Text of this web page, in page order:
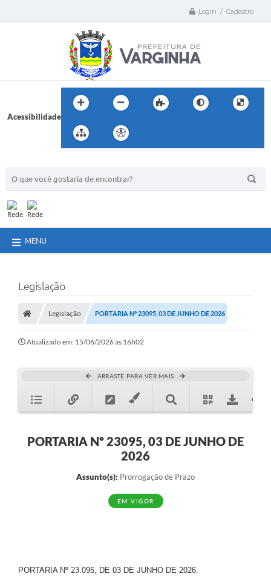
Login / Cadastro
Acessibilidade
MENU
Legislação
Legislação PORTARIA Nº 23095, 03 DE JUNHO DE 2026
Atualizado em: 15/06/2026 às 16h02
ARRASTE PARA VER MAIS
PORTARIA Nº 23095, 03 DE JUNHO DE
2026
Assunto(s): Prorrogação de Prazo
EM VIGOR
PORTARIA Nº 23.095, DE 03 DE JUNHO DE 2026.